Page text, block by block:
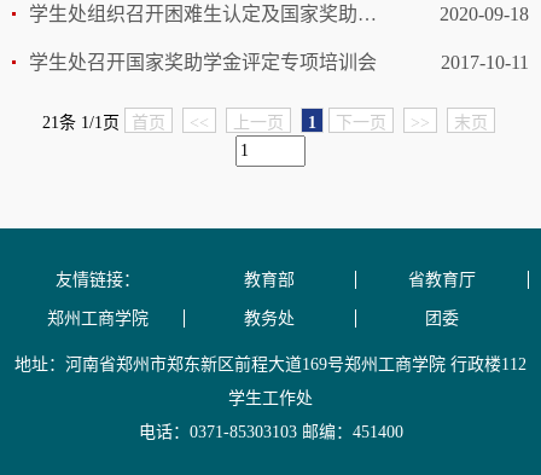
学生处组织召开困难生认定及国家奖助学金评审工作专项培训会 2020-09-18
学生处召开国家奖助学金评定专项培训会 2017-10-11
21条 1/1页 首页 << 上一页 1 下一页 >> 末页
友情链接： 教育部 省教育厅
郑州工商学院 教务处 团委
地址：河南省郑州市郑东新区前程大道169号郑州工商学院 行政楼112
学生工作处
电话：0371-85303103 邮编：451400